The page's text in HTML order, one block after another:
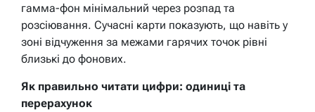
гамма-фон мінімальний через розпад та
розсіювання. Сучасні карти показують, що навіть у
зоні відчуження за межами гарячих точок рівні
близькі до фонових.
Як правильно читати цифри: одиниці та
перерахунок